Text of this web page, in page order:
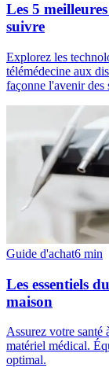
Les 5
suivre
Explorez les
télémédecine aux
façonne l'avenir des
Guide d'achat6 min
Les essentiels
maison
Assurez votre
matériel médical.
optimal.